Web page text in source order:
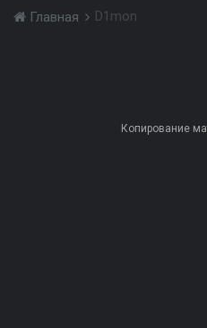
Главная D1mon
Копирование